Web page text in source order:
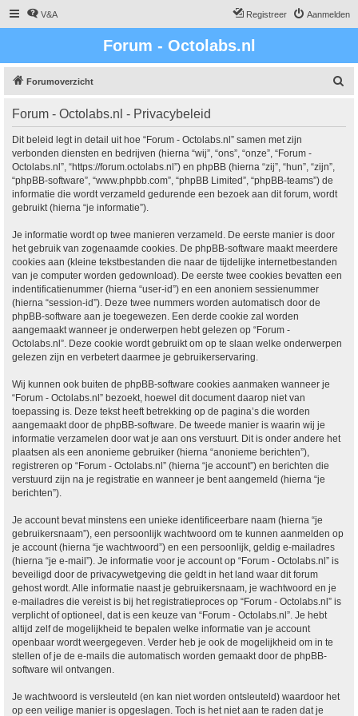
V&A Aanmelden
Registreer
Forum - Octolabs.nl
Forumoverzicht
Forum - Octolabs.nl - Privacybeleid
Dit beleid legt in detail uit hoe “Forum - Octolabs.nl” samen met zijn
verbonden diensten en bedrijven (hierna “wij”, “ons”, “onze”, “Forum -
Octolabs.nl”, “https://forum.octolabs.nl”) en phpBB (hierna “zij”, “hun”, “zijn”,
“phpBB-software”, “www.phpbb.com”, “phpBB Limited”, “phpBB-teams”) de
informatie die wordt verzameld gedurende een bezoek aan dit forum, wordt
gebruikt (hierna “je informatie”).
Je informatie wordt op twee manieren verzameld. De eerste manier is door
het gebruik van zogenaamde cookies. De phpBB-software maakt meerdere
cookies aan (kleine tekstbestanden die naar de tijdelijke internetbestanden
van je computer worden gedownload). De eerste twee cookies bevatten een
indentificatienummer (hierna “user-id”) en een anoniem sessienummer
(hierna “session-id”). Deze twee nummers worden automatisch door de
phpBB-software aan je toegewezen. Een derde cookie zal worden
aangemaakt wanneer je onderwerpen hebt gelezen op “Forum -
Octolabs.nl”. Deze cookie wordt gebruikt om op te slaan welke onderwerpen
gelezen zijn en verbetert daarmee je gebruikerservaring.
Wij kunnen ook buiten de phpBB-software cookies aanmaken wanneer je
“Forum - Octolabs.nl” bezoekt, hoewel dit document daarop niet van
toepassing is. Deze tekst heeft betrekking op de pagina’s die worden
aangemaakt door de phpBB-software. De tweede manier is waarin wij je
informatie verzamelen door wat je aan ons verstuurt. Dit is onder andere het
plaatsen als een anonieme gebruiker (hierna “anonieme berichten”),
registreren op “Forum - Octolabs.nl” (hierna “je account”) en berichten die
verstuurd zijn na je registratie en wanneer je bent aangemeld (hierna “je
berichten”).
Je account bevat minstens een unieke identificeerbare naam (hierna “je
gebruikersnaam”), een persoonlijk wachtwoord om te kunnen aanmelden op
je account (hierna “je wachtwoord”) en een persoonlijk, geldig e-mailadres
(hierna “je e-mail”). Je informatie voor je account op “Forum - Octolabs.nl” is
beveiligd door de privacywetgeving die geldt in het land waar dit forum
gehost wordt. Alle informatie naast je gebruikersnaam, je wachtwoord en je
e-mailadres die vereist is bij het registratieproces op “Forum - Octolabs.nl” is
verplicht of optioneel, dat is een keuze van “Forum - Octolabs.nl”. Je hebt
altijd zelf de mogelijkheid te bepalen welke informatie van je account
openbaar wordt weergegeven. Verder heb je ook de mogelijkheid om in te
stellen of je de e-mails die automatisch worden gemaakt door de phpBB-
software wil ontvangen.
Je wachtwoord is versleuteld (en kan niet worden ontsleuteld) waardoor het
op een veilige manier is opgeslagen. Toch is het niet aan te raden dat je